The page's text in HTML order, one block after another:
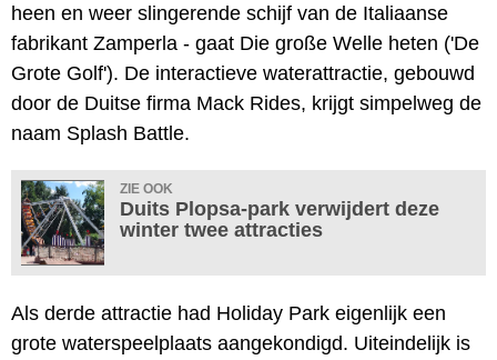
heen en weer slingerende schijf van de Italiaanse
fabrikant Zamperla - gaat Die große Welle heten ('De
Grote Golf'). De interactieve waterattractie, gebouwd
door de Duitse firma Mack Rides, krijgt simpelweg de
naam Splash Battle.
ZIE OOK
Duits Plopsa-park verwijdert deze
winter twee attracties
Als derde attractie had Holiday Park eigenlijk een
grote waterspeelplaats aangekondigd. Uiteindelijk is